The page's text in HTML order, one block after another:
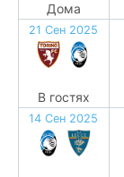
Дома
21 Сен 2025
В гостях
14 Сен 2025